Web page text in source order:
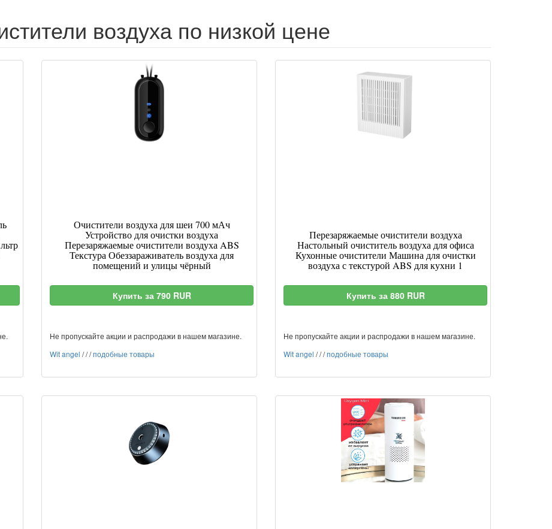
воздуха по низкой цене
Очистители воздуха для шеи 700 мАч
Устройство для очистки воздуха
Перезаряжаемые очистители воздуха ABS
Текстура Обеззараживатель воздуха для
помещений и улицы чёрный
Купить за 790 RUR
Не пропускайте акции и распродажи в нашем магазине.
Wit angel ///подобные товары
Перезаряжаемые очистители воздуха
Настольный очиститель воздуха для офиса
Кухонные очистители Машина для очистки
воздуха с текстурой ABS для кухни 1
Купить за 880 RUR
Не пропускайте акции и распродажи в нашем магазине.
Wit angel ///подобные товары